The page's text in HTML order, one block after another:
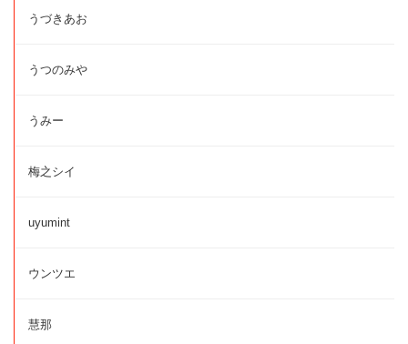
うづきあお
うつのみや
うみー
梅之シイ
uyumint
ウンツエ
慧那